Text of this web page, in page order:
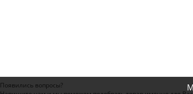
Появились вопросы?